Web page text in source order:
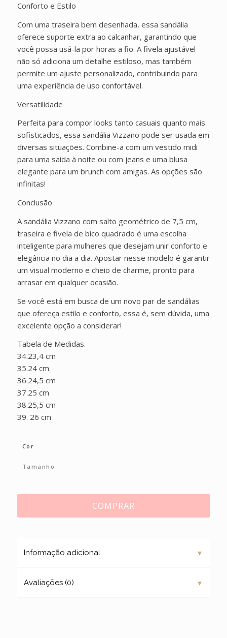
Conforto e Estilo
Com uma traseira bem desenhada, essa sandália
oferece suporte extra ao calcanhar, garantindo que
você possa usá-la por horas a fio. A fivela ajustável
não só adiciona um detalhe estiloso, mas também
permite um ajuste personalizado, contribuindo para
uma experiência de uso confortável.
Versatilidade
Perfeita para compor looks tanto casuais quanto mais
sofisticados, essa sandália Vizzano pode ser usada em
diversas situações. Combine-a com um vestido midi
para uma saída à noite ou com jeans e uma blusa
elegante para um brunch com amigas. As opções são
infinitas!
Conclusão
A sandália Vizzano com salto geométrico de 7,5 cm,
traseira e fivela de bico quadrado é uma escolha
inteligente para mulheres que desejam unir conforto e
elegância no dia a dia. Apostar nesse modelo é garantir
um visual moderno e cheio de charme, pronto para
arrasar em qualquer ocasião.
Se você está em busca de um novo par de sandálias
que ofereça estilo e conforto, essa é, sem dúvida, uma
excelente opção a considerar!
Tabela de Medidas.
34.23,4 cm
35.24 cm
36.24,5 cm
37.25 cm
38.25,5 cm
39. 26 cm
Cor
Tamanho
COMPRAR
Informação adicional ▼
Avaliações (0) ▼